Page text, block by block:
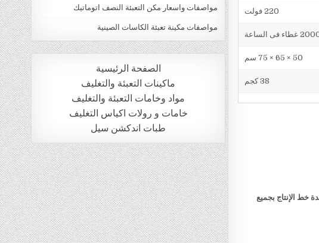
220 فولت
50 × 65 × 75 سم
38 كجم
خط الإنتاج بجميع
مواصفات واسعار مكن التعبئة النصف اتوماتيك
مواصفات مكينة تعبئة الكاسات الصينية
الصفحة الرئيسية
ماكينات التعبئة والتغليف
مواد وخامات التعبئة والتغليف
خامات و رولات اكياس التغليف
طبات اندكشن سيل